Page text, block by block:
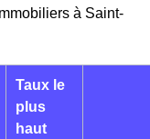
à Saint-
Taux le
plus
haut